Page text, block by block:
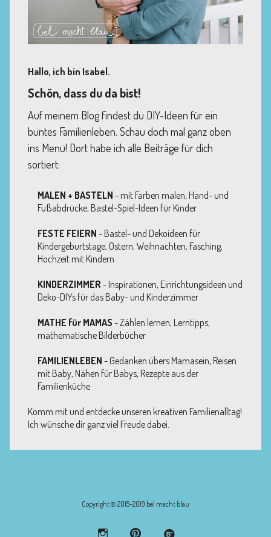
Hallo, ich bin Isabel.
Schön, dass du da bist!
Auf meinem Blog findest du DIY-Ideen für ein
buntes Familienleben. Schau doch mal ganz oben
ins Menü! Dort habe ich alle Beiträge für dich
sortiert:
MALEN + BASTELN - mit Farben malen, Hand- und
Fußabdrücke, Bastel-Spiel-Ideen für Kinder
FESTE FEIERN - Bastel- und Dekoideen für
Kindergeburtstage, Ostern, Weihnachten, Fasching,
Hochzeit mit Kindern
KINDERZIMMER - Inspirationen, Einrichtungsideen und
Deko-DIYs für das Baby- und Kinderzimmer
MATHE für MAMAS - Zählen lernen, Lerntipps,
mathematische Bilderbücher
FAMILIENLEBEN - Gedanken übers Mamasein, Reisen
mit Baby, Nähen für Babys, Rezepte aus der
Familienküche
Komm mit und entdecke unseren kreativen Familienalltag!
Ich wünsche dir ganz viel Freude dabei.
Copyright © 2015-2019 bel macht blau